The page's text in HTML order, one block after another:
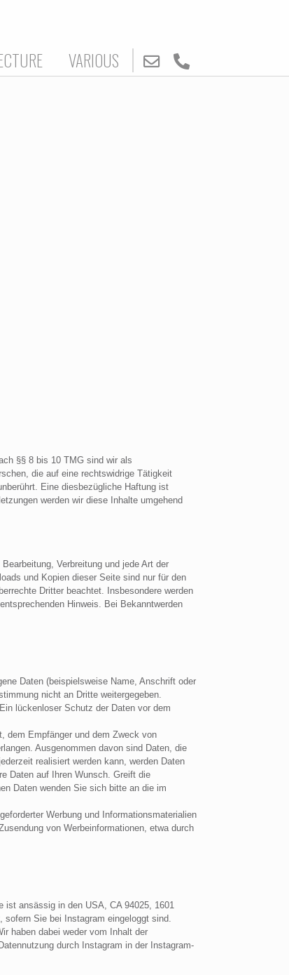
VARIOUS
§§ 8 bis 10 TMG sind wir als
die auf eine rechtswidrige Tätigkeit
Eine diesbezügliche Haftung ist
werden wir diese Inhalte umgehend
Verbreitung und jede Art der
und Kopien dieser Seite sind nur für den
Dritter beachtet. Insbesondere werden
Hinweis. Bei Bekanntwerden
Daten (beispielsweise Name, Anschrift oder
nicht an Dritte weitergegeben.
lückenloser Schutz der Daten vor dem
dem Empfänger und dem Zweck von
Ausgenommen davon sind Daten, die
realisiert werden kann, werden Daten
Daten auf Ihren Wunsch. Greift die
Daten wenden Sie sich bitte an die im
Werbung und Informationsmaterialien
von Werbeinformationen, etwa durch
ist ansässig in den USA, CA 94025, 1601
Sie bei Instagram eingeloggt sind.
haben dabei weder vom Inhalt der
durch Instagram in der Instagram-